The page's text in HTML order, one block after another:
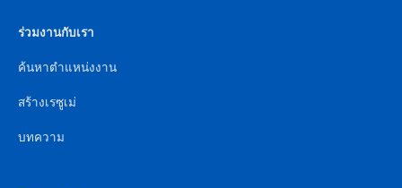
ร่วมงานกับเรา
ค้นหาตำแหน่งงาน
สร้างเรซูเม่
บทความ